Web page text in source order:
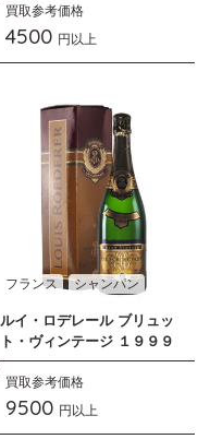
買取参考価格
4500 円以上
フランス シャンパン
ルイ・ロデレール ブリュッ
ト・ヴィンテージ １９９９
買取参考価格
9500 円以上